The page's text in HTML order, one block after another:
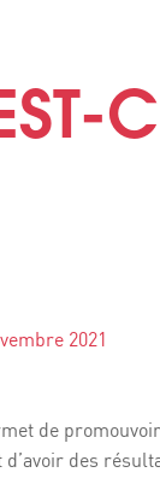
2021
de
des